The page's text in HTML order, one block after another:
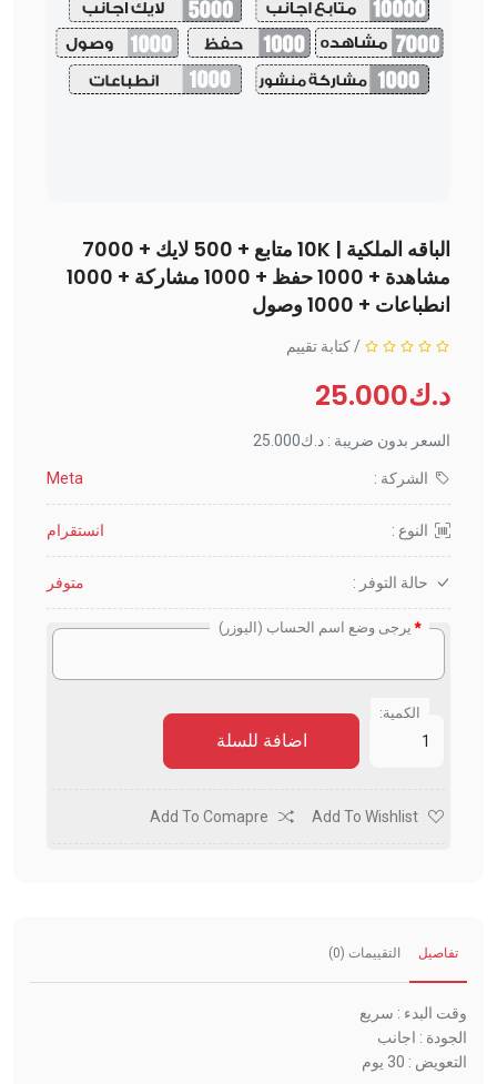
الباقه الملكية | 10K متابع + 500 لايك + 7000
مشاهدة + 1000 حفظ + 1000 مشاركة + 1000
انطباعات + 1000 وصول
/كتابة تقييم
د.ك25.000
السعر بدون ضريبة : د.ك25.000
الشركة : Meta
النوع : انستقرام
حالة التوفر : متوفر
يرجى وضع اسم الحساب (اليوزر)
الكمية:
اضافة للسلة
Add To Wishlist
Add To Comapre
تفاصيل التقييمات (0)
وقت البدء : سريع
الجودة : اجانب
التعويض : 30 يوم